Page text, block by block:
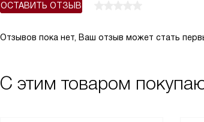
ОСТАВИТЬ ОТЗЫВ
Отзывов пока нет, Ваш отзыв может стать
С этим товаром